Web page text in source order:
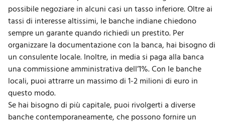
possibile negoziare in alcuni casi un tasso inferiore. Oltre ai
tassi di interesse altissimi, le banche indiane chiedono
sempre un garante quando richiedi un prestito. Per
organizzare la documentazione con la banca, hai bisogno di
un consulente locale. Inoltre, in media si paga alla banca
una commissione amministrativa dell’1%. Con le banche
locali, puoi attrarre un massimo di 1-2 milioni di euro in
questo modo.
Se hai bisogno di più capitale, puoi rivolgerti a diverse
banche contemporaneamente, che possono fornire un